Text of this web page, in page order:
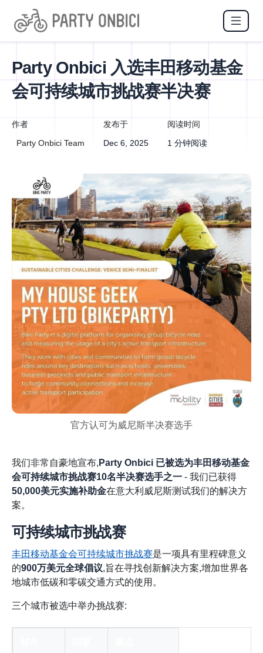
Party Onbici 入选丰田移动基金
会可持续城市挑战赛半决赛
作者
Party Onbici Team
发布于
Dec 6, 2025
阅读时间
1 分钟阅读
官方认可为威尼斯半决赛选手
我们非常自豪地宣布, Party Onbici 已被选为丰田移动基金
会可持续城市挑战赛10名半决赛选手之一 - 我们已获得
50,000美元实施补助金在意大利威尼斯测试我们的解决方
案。
可持续城市挑战赛
丰田移动基金会可持续城市挑战赛是一项具有里程碑意义
的900万美元全球倡议,旨在寻找创新解决方案,增加世界各
地城市低碳和零碳交通方式的使用。
三个城市被选中举办挑战赛: